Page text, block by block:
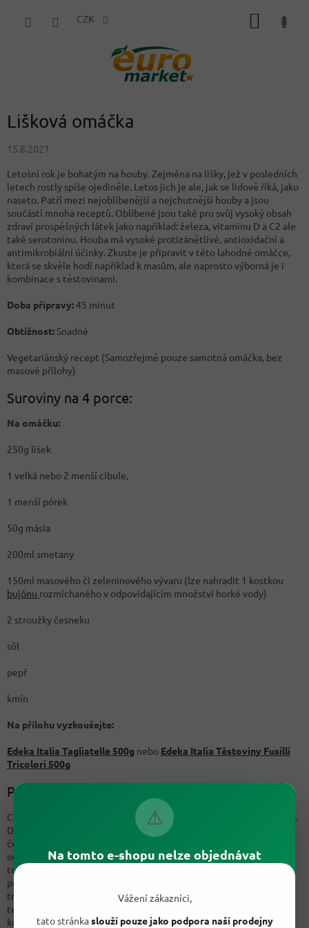
⚠
Na tomto e-shopu nelze objednávat
Vážení zákazníci,
tato stránkaslouží pouze jako podpora naší prodejny
CZK
Lišková omáčka
15.8.2021
Letošní rok je bohatým na houby. Zejména na lišky, jež v posledních
letech rostly spíše ojediněle. Letos jich je ale, jak se lidově říká, jako
naseto. Patří mezi nejoblíbenější a nejchutnější houby a jsou
součástí mnoha receptů. Oblíbené jsou také pro svůj vysoký obsah
zdraví prospěšných látek jako například: železa, vitaminu D a C2 ale
také serotoninu. Houba má vysoké protizánětlivé, antioxidační a
antimikrobiální účinky. Zkuste je připravit v této lahodné omáčce,
která se skvěle hodí například k masům, ale naprosto výborná je i
kombinace s těstovinami.
Doba přípravy:45 minut
Obtížnost: Snadné
Vegetariánský recept (Samozřejmě pouze samotná omáčka, bez
masové přílohy)
Suroviny na 4 porce:
Na omáčku:
250g lišek
1 velká nebo 2 menší cibule,
1 menší pórek
50g másla
200ml smetany
150ml masového či zeleninového vývaru (lze nahradit 1 kostkou
bujónu rozmíchaného v odpovídajícím množství horké vody)
2 stroužky česneku
sůl
pepř
kmín
Na přílohu vyzkoušejte:
Edeka Italia Tagliatelle 500g nebo Edeka Italia Těstoviny Fusilli
Tricolori 500g
Postup:
Cibuli nakrájíme na drobno a do vyšší pánve si dáme rozehřát máslo.
Do rozehřátého másla nasypeme cibuli a rozdrcené dva stroužky
česneku a necháme chvilku osmahnout. Po chvíli přidáme dobře
očištěné a trochu pokrájené lišky. Osolíme, opepříme a přidáme i
trochu kmínu. Pokračujeme dokud lišky nepustí trochu šťávy. Poté
přilijeme vývar. Necháme 2 minutky povařit. Pokud chceme lišky
trochu křupavé nastal čas jejich vyjmutí. Lišky přelijeme přes síto a
tekutinu vrátíme zpět do pánve. Do tekutiny přidáme povařit na
kolečka nakrájený pórek a smetanu. Redukujeme na požadovanou